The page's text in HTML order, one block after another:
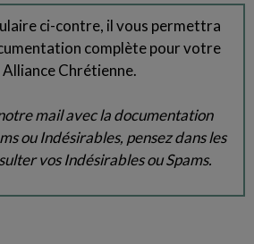
ci-contre, il vous permettra
complète pour votre
Chrétienne.
mail avec la documentation
ou Indésirables, pensez dans les
vos Indésirables ou Spams.